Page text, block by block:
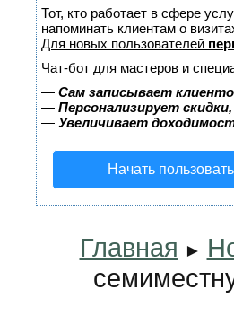
Тот, кто работает в сфере
напоминать клиентам о
Для новых пользователей
Чат-бот для мастеров и
— Сам записывает
— Персонализирует
— Увеличивает
Начать
Главная ►